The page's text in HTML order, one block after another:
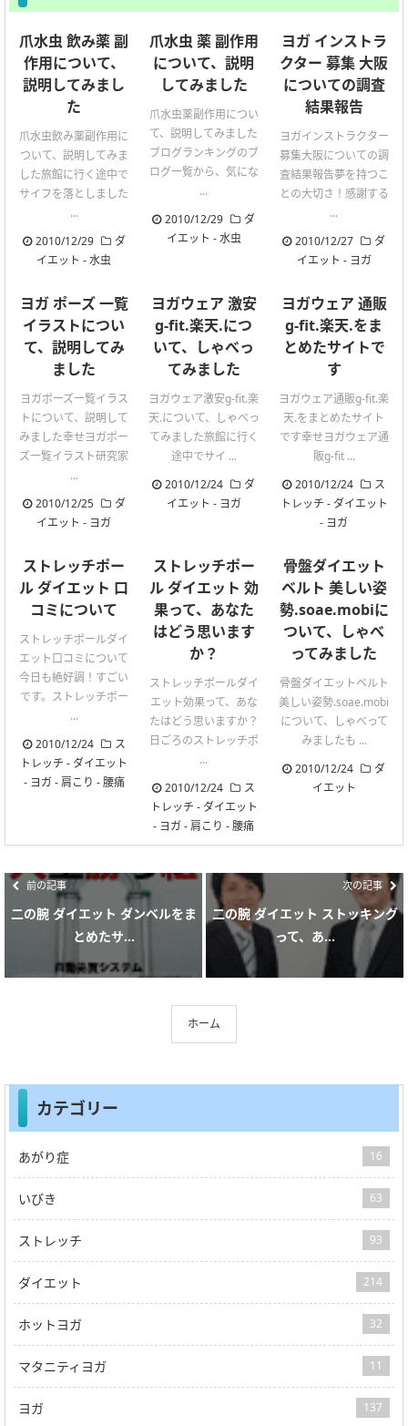
爪水虫 飲み薬 副
作用について、
説明してみまし
た
爪水虫飲み薬副作用に
ついて、説明してみま
した旅館に行く途中で
サイフを落としました
...
2010/12/29
ダ
イエット -水虫
爪水虫 薬 副作用
について、説明
してみました
爪水虫薬副作用につい
て、説明してみました
ブログランキングのブ
ログ一覧から、気にな
...
2010/12/29
ダ
イエット -水虫
ヨガ インストラ
クター 募集 大阪
についての調査
結果報告
ヨガインストラクター
募集大阪についての調
査結果報告夢を持つこ
との大切さ！感謝する
...
2010/12/27
ダ
イエット - ヨガ
ヨガ ポーズ 一覧
イラストについ
て、説明してみ
ました
ヨガポーズ一覧イラス
トについて、説明して
みました幸せヨガポー
ズ一覧イラスト研究家
...
2010/12/25
ダ
イエット - ヨガ
ヨガウェア 激安
g-fit.楽天.につ
いて、しゃべっ
てみました
ヨガウェア激安g-fit.楽
天.について、しゃべっ
てみました旅館に行く
途中でサイ ...
2010/12/24
ダ
イエット - ヨガ
ヨガウェア 通販
g-fit.楽天.をま
とめたサイトで
す
ヨガウェア通販g-fit.楽
天.をまとめたサイト
です幸せヨガウェア通
販g-fit ...
2010/12/24
ス
トレッチ - ダイエット
- ヨガ
ストレッチポー
ル ダイエット 口
コミについて
ストレッチポールダイ
エット口コミについて
今日も絶好調！すごい
です。ストレッチポー
...
2010/12/24
ス
トレッチ - ダイエット
- ヨガ-肩こり -腰痛
ストレッチポー
ル ダイエット 効
果って、あなた
はどう思います
か？
ストレッチポールダイ
エット効果って、あな
たはどう思いますか？
日ごろのストレッチポ
...
2010/12/24
ス
トレッチ - ダイエット
- ヨガ-肩こり -腰痛
骨盤ダイエット
ベルト 美しい姿
勢.soae.mobiに
ついて、しゃべ
ってみました
骨盤ダイエットベルト
美しい姿勢.soae.mobi
について、しゃべって
みましたも ...
2010/12/24
ダ
イエット
前の記事
二の腕 ダイエット ダンベルをま
とめたサ...
次の記事
二の腕 ダイエット ストッキング
って、あ...
ホーム
カテゴリー
あがり症 16
いびき 63
ストレッチ 93
ダイエット 214
ホットヨガ 32
マタニティヨガ 11
ヨガ 137